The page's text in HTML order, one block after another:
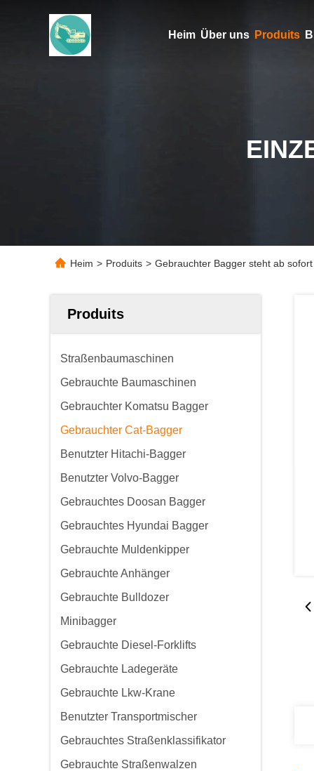
Heim Über uns Produits
Heim > Produits > Gebrauchter Bagger steht ab
Produits
Straßenbaumaschinen
Gebrauchte Baumaschinen
Gebrauchter Komatsu Bagger
Gebrauchter Cat-Bagger
Benutzter Hitachi-Bagger
Benutzter Volvo-Bagger
Gebrauchtes Doosan Bagger
Gebrauchtes Hyundai Bagger
Gebrauchte Muldenkipper
Gebrauchte Anhänger
Gebrauchte Bulldozer
Minibagger
Gebrauchte Diesel-Forklifts
Gebrauchte Ladegeräte
Gebrauchte Lkw-Krane
Benutzter Transportmischer
Gebrauchtes Straßenklassifikator
Gebrauchte Straßenwalzen